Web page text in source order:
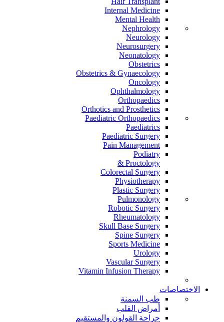
Internal Medicine
Mental Health
Nephrology
Neurology
Neurosurgery
Neonatology
Obstetrics
Obstetrics & Gynaecology
Oncology
Ophthalmology
Orthopaedics
Orthotics and Prosthetics
Paediatric Orthopaedics
Paediatrics
Paediatric Surgery
Pain Management
Podiatry
Proctology &
Colorectal Surgery
Physiotherapy
Plastic Surgery
Pulmonology
Robotic Surgery
Rheumatology
Skull Base Surgery
Spine Surgery
Sports Medicine
Urology
Vascular Surgery
Vitamin Infusion Therapy
الاختصاصات
طب السمنة
أمراض القلب
جراحة القولون والمستقيم